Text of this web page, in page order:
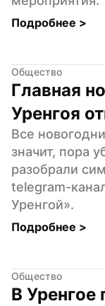
Подробнее >
Общество
Главная
Уренгоя
Все
значит, пора
разобрали
telegram-
Уренгой».
Подробнее >
Общество
В Уренгое